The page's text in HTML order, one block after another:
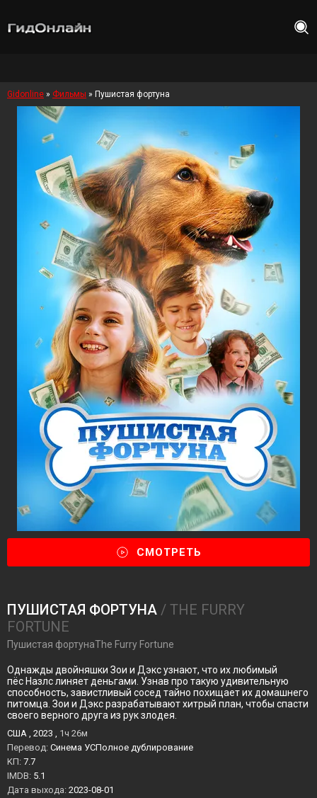
Gidonline » Фильмы » Пушистая фортуна
СМОТРЕТЬ
ПУШИСТАЯ ФОРТУНА / THE FURRY
FORTUNE
Пушистая фортунаThe Furry Fortune
Однажды двойняшки Зои и Дэкс узнают, что их любимый
пёс Назлс линяет деньгами. Узнав про такую удивительную
способность, завистливый сосед тайно похищает их домашнего
питомца. Зои и Дэкс разрабатывают хитрый план, чтобы спасти
своего верного друга из рук злодея.
США , 2023 , 1ч 26м
Перевод: Синема УСПолное дублирование
KП: 7.7
IMDB: 5.1
Дата выхода: 2023-08-01